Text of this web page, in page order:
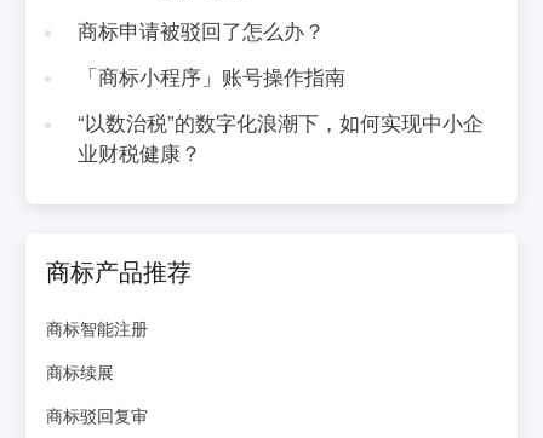
商标申请被驳回了怎么办？
「商标小程序」账号操作指南
“以数治税”的数字化浪潮下，如何实现中小企
业财税健康？
商标产品推荐
商标智能注册
商标续展
商标驳回复审